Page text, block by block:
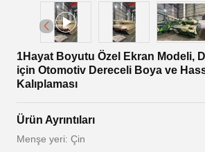
1Hayat Boyutu Özel Ekran Modeli,
için Otomotiv Dereceli Boya ve
Kalıplaması
Ürün Ayrıntıları
Menşe yeri: Çin